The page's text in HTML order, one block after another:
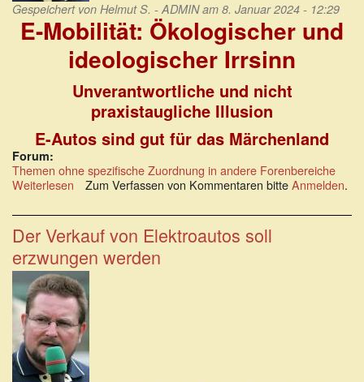
Gespeichert von Helmut S. - ADMINam 8. Januar 2024 - 12:29
E-Mobilität: Ökologischer und
ideologischer Irrsinn
Unverantwortliche und nicht
praxistaugliche Illusion
E-Autos sind gut für das Märchenland
Forum:
Themen ohne spezifische Zuordnung in andere Forenbereiche
Weiterlesen über
Mobilität:
Ökologischer
und
ideologischer
Irrsinn
Zum Verfassen von Kommentaren bitteAnmelden.
Der Verkauf von Elektroautos soll
erzwungen werden